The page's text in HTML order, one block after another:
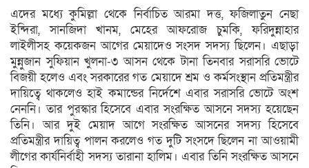
এদের মধ্যে কুমিল্লা থেকে নির্বাচিত আরমা দত্ত, ফজিলাতুন নেছা
ইন্দিরা, সানজিদা খানম, মেহের আফরোজ চুমকি, ফরিদুন্নাহার
লাইলীসহ কয়েকজন আগের মেয়াদেও সংসদ সদস্য ছিলেন। এছাড়া
মুন্নুজান সুফিয়ান খুলনা-৩ আসন থেকে টানা তিনবার সরাসরি ভোটে
বিজয়ী হলেও এবং সরকারের গত মেয়াদে শ্রম ও কর্মসংস্থান প্রতিমন্ত্রীর
দায়িত্বে থাকলেও হাই কমান্ডের নির্দেশে এবার সরাসরি ভোটে অংশ
নেননি। তার পুরস্কার হিসেবে এবার সংরক্ষিত আসনে সদস্য হয়েছেন
তিনি। আর দুই মেয়াদ আগে সংরক্ষিত আসনের সদস্য হিসেবে
প্রতিমন্ত্রীর দায়িত্ব পালন করলেও গত দুটি সংসদে ছিলেন না আওয়ামী
লীগের কার্যনির্বাহী সদস্য তারানা হালিম। এবার তিনি সংরক্ষিত আসনে